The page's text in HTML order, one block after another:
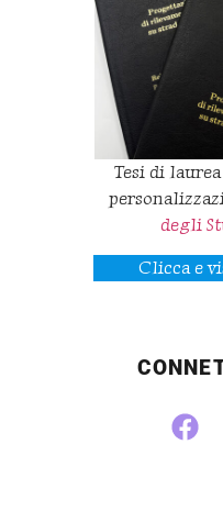
Tesi di
degli
Clicca e